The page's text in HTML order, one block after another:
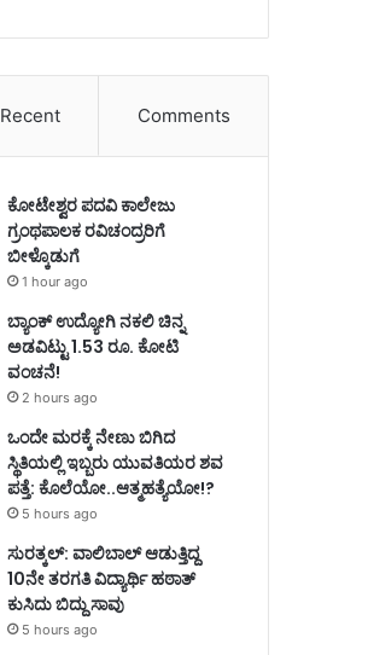
Recent Comments
ಕೋಟೇಶ್ವರ ಪದವಿ ಕಾಲೇಜು
ಗ್ರಂಥಪಾಲಕ ರವಿಚಂದ್ರರಿಗೆ
ಬೀಳ್ಕೊಡುಗೆ
1 hour ago
ಬ್ಯಾಂಕ್ ಉದ್ಯೋಗಿ ನಕಲಿ ಚಿನ್ನ
ಅಡವಿಟ್ಟು 1.53 ರೂ. ಕೋಟಿ
ವಂಚನೆ!
2 hours ago
ಒಂದೇ ಮರಕ್ಕೆ ನೇಣು ಬಿಗಿದ
ಸ್ಥಿತಿಯಲ್ಲಿ ಇಬ್ಬರು ಯುವತಿಯರ ಶವ
ಪತ್ತೆ: ಕೊಲೆಯೋ..ಆತ್ಮಹತ್ಯೆಯೋ!?
5 hours ago
ಸುರತ್ಕಲ್: ವಾಲಿಬಾಲ್ ಆಡುತ್ತಿದ್ದ
10ನೇ ತರಗತಿ ವಿದ್ಯಾರ್ಥಿ ಹಠಾತ್
ಕುಸಿದು ಬಿದ್ದು ಸಾವು
5 hours ago